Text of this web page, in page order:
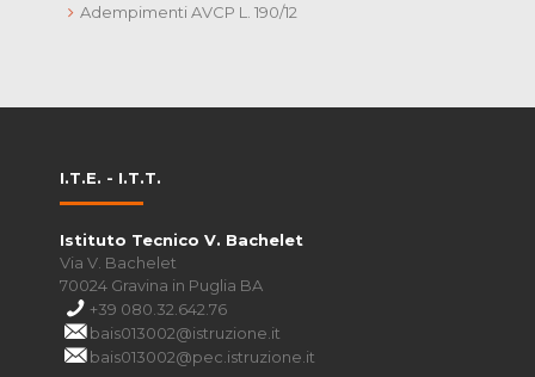
Adempimenti AVCP L. 190/12
I.T.E. - I.T.T.
Istituto Tecnico V. Bachelet
Via V. Bachelet
70024 Gravina in Puglia BA
+39 080.32.642.76
bais013002@istruzione.it
bais013002@pec.istruzione.it